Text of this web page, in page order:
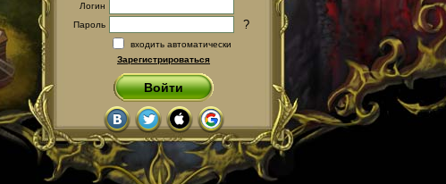
Логин
Пароль
?
входить автоматически
Зарегистрироваться
Войти